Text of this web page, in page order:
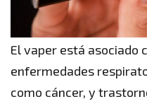
El vaper está asociado
enfermedades
como cáncer, y